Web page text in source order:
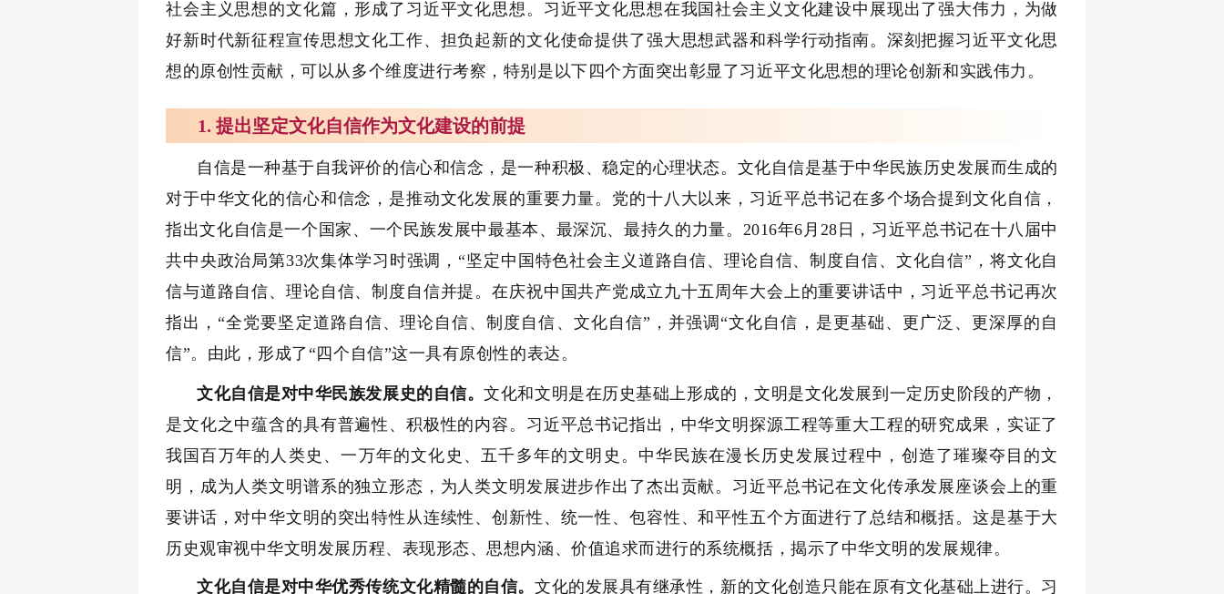
社会主义思想的文化篇，形成了习近平文化思想。习近平文化思想在我国社会主义文化建设中展现出了强大伟力，为做
好新时代新征程宣传思想文化工作、担负起新的文化使命提供了强大思想武器和科学行动指南。深刻把握习近平文化思
想的原创性贡献，可以从多个维度进行考察，特别是以下四个方面突出彰显了习近平文化思想的理论创新和实践伟力。
1. 提出坚定文化自信作为文化建设的前提
自信是一种基于自我评价的信心和信念，是一种积极、稳定的心理状态。文化自信是基于中华民族历史发展而生成的
对于中华文化的信心和信念，是推动文化发展的重要力量。党的十八大以来，习近平总书记在多个场合提到文化自信，
指出文化自信是一个国家、一个民族发展中最基本、最深沉、最持久的力量。2016年6月28日，习近平总书记在十八届中
共中央政治局第33次集体学习时强调，“坚定中国特色社会主义道路自信、理论自信、制度自信、文化自信”，将文化自
信与道路自信、理论自信、制度自信并提。在庆祝中国共产党成立九十五周年大会上的重要讲话中，习近平总书记再次
指出，“全党要坚定道路自信、理论自信、制度自信、文化自信”，并强调“文化自信，是更基础、更广泛、更深厚的自
信”。由此，形成了“四个自信”这一具有原创性的表达。
文化自信是对中华民族发展史的自信。文化和文明是在历史基础上形成的，文明是文化发展到一定历史阶段的产物，
是文化之中蕴含的具有普遍性、积极性的内容。习近平总书记指出，中华文明探源工程等重大工程的研究成果，实证了
我国百万年的人类史、一万年的文化史、五千多年的文明史。中华民族在漫长历史发展过程中，创造了璀璨夺目的文
明，成为人类文明谱系的独立形态，为人类文明发展进步作出了杰出贡献。习近平总书记在文化传承发展座谈会上的重
要讲话，对中华文明的突出特性从连续性、创新性、统一性、包容性、和平性五个方面进行了总结和概括。这是基于大
历史观审视中华文明发展历程、表现形态、思想内涵、价值追求而进行的系统概括，揭示了中华文明的发展规律。
文化自信是对中华优秀传统文化精髓的自信。 文化的发展具有继承性，新的文化创造只能在原有文化基础上进行。习